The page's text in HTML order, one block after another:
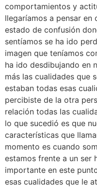
comportamientos y
llegaríamos a pensar en
estado de confusión
sentíamos se ha ido
imagen que teníamos
ha ido desdibujando en
más las cualidades que
estaban todas esas
percibiste de la otra
relación todas las
lo que sucedió es que
características que
momento es cuando
estamos frente a un ser
importante en este
esas cualidades que le